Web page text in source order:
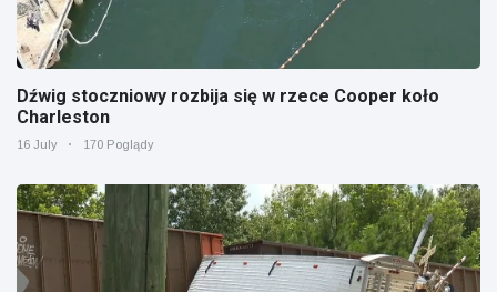
Dźwig stoczniowy rozbija się w rzece Cooper koło
Charleston
16 July 170 Poglądy